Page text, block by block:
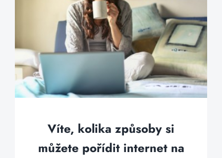
Víte, kolika způsoby si
můžete pořídit internet na